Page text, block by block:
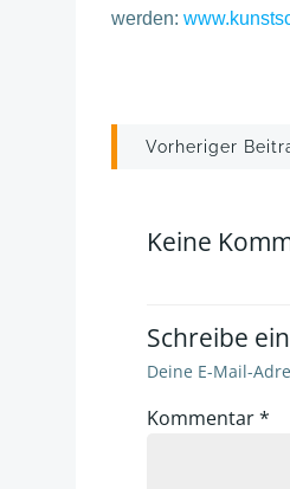
werden:
Post
Vorheriger
Keine
Schreibe
Deine E-Mail-
Kommentar*